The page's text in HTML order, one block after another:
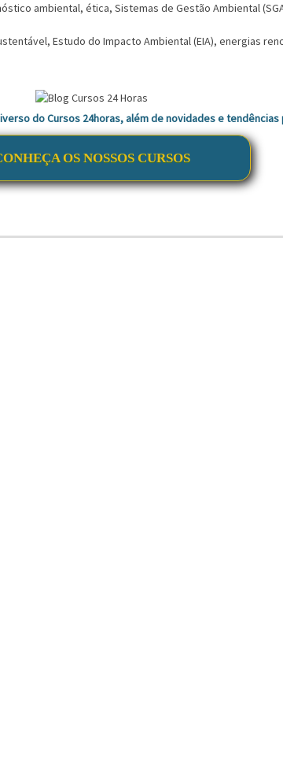
ambiental, ética, Sistemas de Gestão Ambiental
Estudo do Impacto Ambiental (EIA), energias
do Cursos 24horas, além de novidades e tendências
OS NOSSOS CURSOS